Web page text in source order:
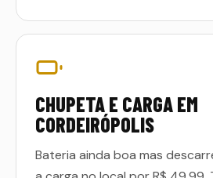
CHUPETA E CARGA EM
CORDEIRÓPOLIS
Bateria ainda boa mas